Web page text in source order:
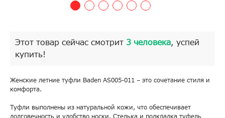
Этот товар сейчас смотрит 3 человека, успей
купить!
Женские летние туфли Baden AS005-011 – это сочетание стиля и
комфорта.
Туфли выполнены из натуральной кожи, что обеспечивает